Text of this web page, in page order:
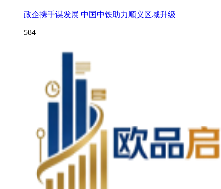
政企携手谋发展 中国中铁助力顺义区域升级
584